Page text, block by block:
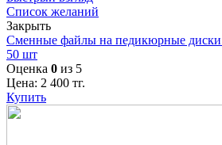
Список желаний
Закрыть
Сменные файлы на педикюрные диски
50 шт
Оценка 0 из 5
Цена: 2 400 тг.
Купить